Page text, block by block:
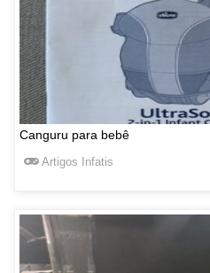
Canguru para bebê
Artigos Infatis